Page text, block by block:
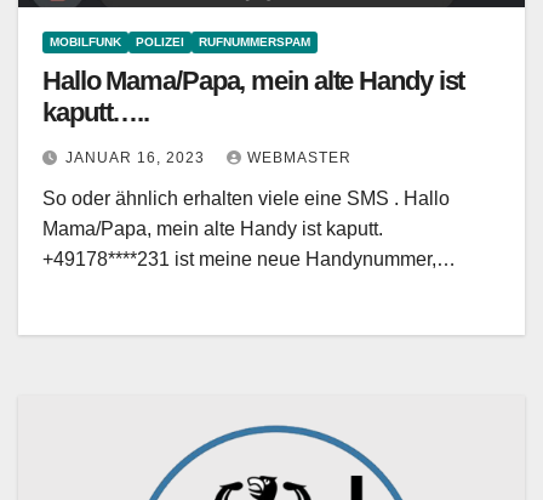
MOBILFUNK POLIZEI RUFNUMMERSPAM
Hallo Mama/Papa, mein alte Handy ist
kaputt…..
JANUAR 16, 2023 WEBMASTER
So oder ähnlich erhalten viele eine SMS . Hallo
Mama/Papa, mein alte Handy ist kaputt.
+49178****231 ist meine neue Handynummer,…